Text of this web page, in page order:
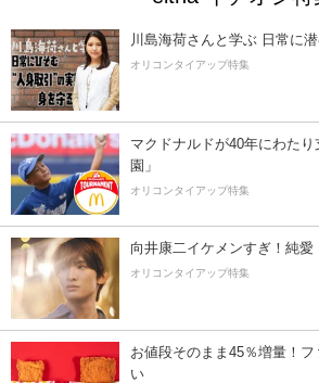
川島海荷さんと学ぶ 日常に
オリコンタイアップ特集
マクドナルドが40年にわた
園」
オリコンタイアップ特集
向井康二イケメンすぎ！純愛
オリコンタイアップ特集
お値段そのまま45％増量！
い